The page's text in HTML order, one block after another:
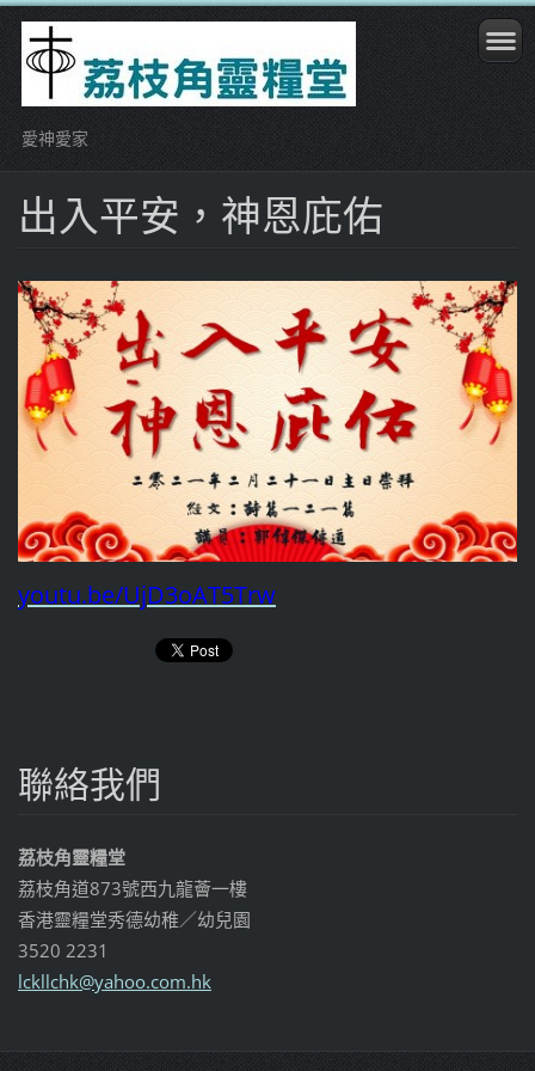
愛神愛家
出入平安，神恩庇佑
youtu.be/UjD3oAT5Trw
聯絡我們
荔枝角靈糧堂
荔枝角道873號西九龍薈一樓
香港靈糧堂秀德幼稚／幼兒園
3520 2231
lckllchk@yahoo.com.hk